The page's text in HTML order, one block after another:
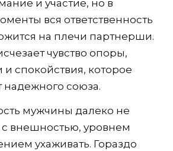
и участие, но в
вся ответственность
на плечи партнерши.
чувство опоры,
спокойствия, которое
надежного союза.
мужчины далеко не
с внешностью, уровнем
ухаживать. Гораздо